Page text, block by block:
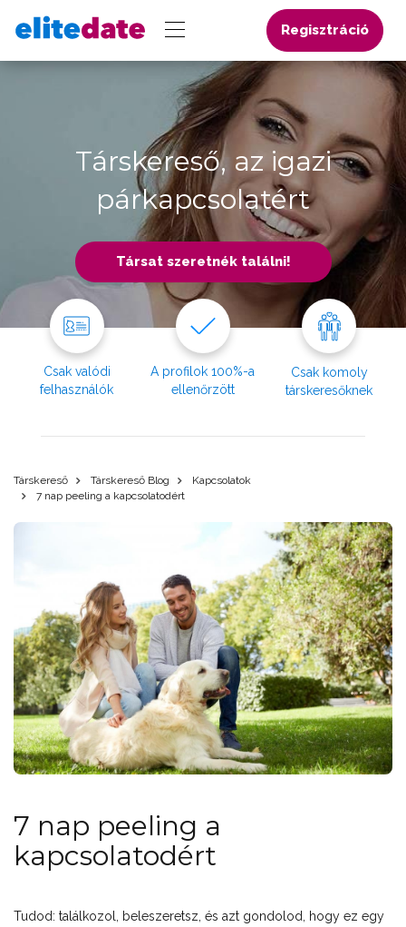
Regisztráció
Társkereső, az igazi
párkapcsolatért
Társat szeretnék találni!
Csak valódi
felhasználók
A profilok 100%-a
ellenőrzött
Csak komoly
társkeresőknek
Társkereső Társkereső Blog
Kapcsolatok
7 nap peeling a kapcsolatodért
7 nap peeling a
kapcsolatodért
Tudod: találkozol, beleszeretsz, és azt gondolod, hogy ez egy